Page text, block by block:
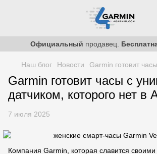
Официальный продавец.
Наш блог Новости Garmin готовит
Garmin готовит часы с
датчиком, которого нет в
7 июля 2025
Компания Garmin, которая славится